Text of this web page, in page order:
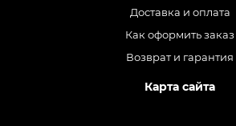
Доставка и оплата
Как оформить заказ
Возврат и гарантия
Карта сайта